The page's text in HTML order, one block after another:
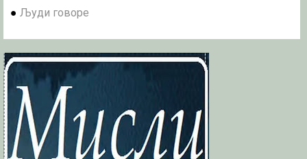
● Људи говоре